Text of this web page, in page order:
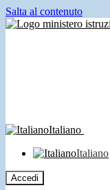
Salta al contenuto
Italiano
Italiano
Accedi